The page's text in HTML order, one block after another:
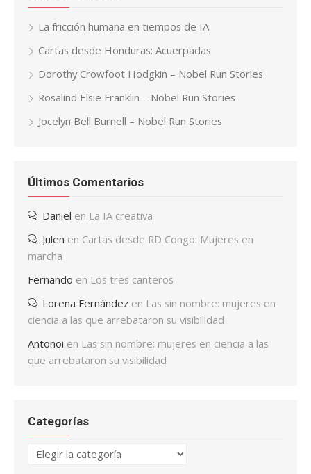
La fricción humana en tiempos de IA
Cartas desde Honduras: Acuerpadas
Dorothy Crowfoot Hodgkin – Nobel Run Stories
Rosalind Elsie Franklin – Nobel Run Stories
Jocelyn Bell Burnell – Nobel Run Stories
Últimos Comentarios
Daniel en La IA creativa
Julen en Cartas desde RD Congo: Mujeres en
marcha
Fernando en Los tres canteros
Lorena Fernández en Las sin nombre: mujeres en
ciencia a las que arrebataron su visibilidad
Antonoi en Las sin nombre: mujeres en ciencia a las
que arrebataron su visibilidad
Categorías
Categorías